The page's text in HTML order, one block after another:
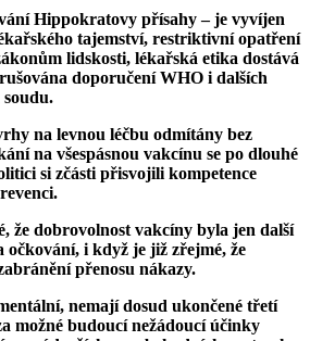
Hippokratovy přísahy – je vyvíjen
tajemství, restriktivní opatření
lidskosti, lékařská etika dostává
doporučení WHO i dalších
na levnou léčbu odmítány bez
na všespásnou vakcínu se po dlouhé
si zčásti přisvojili kompetence
že dobrovolnost vakcíny byla jen další
očkování, i když je již zřejmé, že
přenosu nákazy.
nemají dosud ukončené třetí
možné budoucí nežádoucí účinky